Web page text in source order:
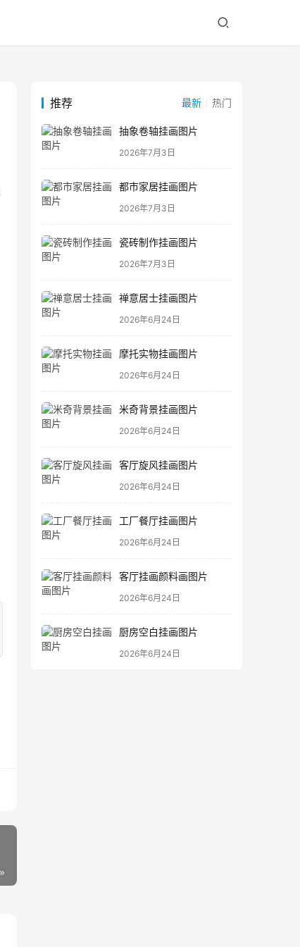
推荐 最新 热门
抽象卷轴挂画图片
2026年7月3日
都市家居挂画图片
2026年7月3日
瓷砖制作挂画图片
2026年7月3日
禅意居士挂画图片
2026年6月24日
摩托实物挂画图片
2026年6月24日
米奇背景挂画图片
2026年6月24日
客厅旋风挂画图片
2026年6月24日
工厂餐厅挂画图片
2026年6月24日
客厅挂画颜料画图片
2026年6月24日
厨房空白挂画图片
2026年6月24日